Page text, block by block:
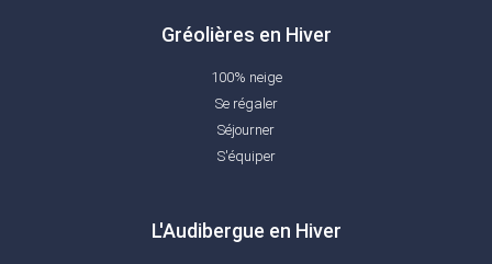
Gréolières en Hiver
100% neige
Se régaler
Séjourner
S'équiper
L'Audibergue en Hiver